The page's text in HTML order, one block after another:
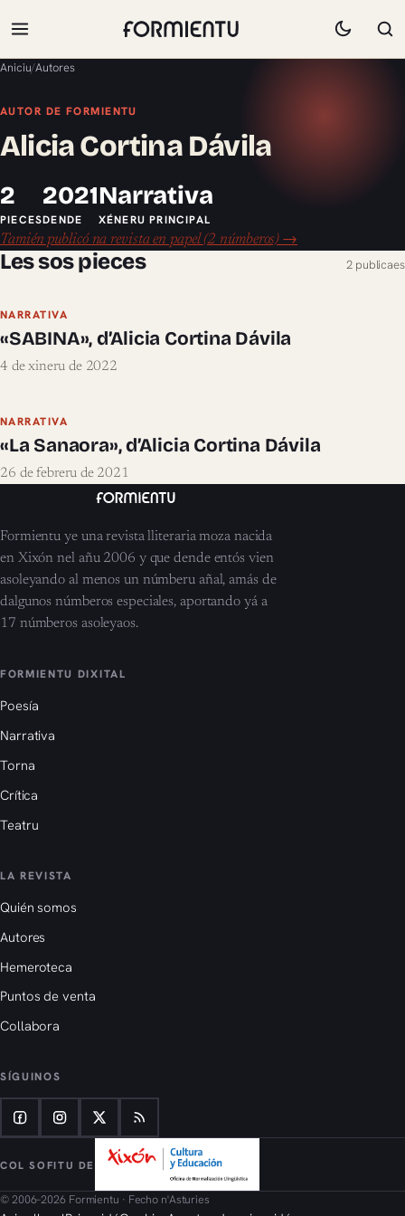
Aniciu/Autores
AUTOR DE FORMIENTU
Alicia Cortina Dávila
2
PIECES
2021
DENDE
Narrativa
XÉNERU PRINCIPAL
Tamién publicó na revista en papel (2 númberos) →
Les sos pieces 2 publicaes
NARRATIVA
«SABINA», d’Alicia Cortina Dávila
4 de xineru de 2022
NARRATIVA
«La Sanaora», d’Alicia Cortina Dávila
26 de febreru de 2021
Formientu ye una revista lliteraria moza nacida
en Xixón nel añu 2006 y que dende entós vien
asoleyando al menos un númberu añal, amás de
dalgunos númberos especiales, aportando yá a
17 númberos asoleyaos.
FORMIENTU DIXITAL
Poesía
Narrativa
Torna
Crítica
Teatru
LA REVISTA
Quién somos
Autores
Hemeroteca
Puntos de venta
Collabora
SÍGUINOS
COL SOFITU DE
© 2006–2026 Formientu · Fecho n'Asturies